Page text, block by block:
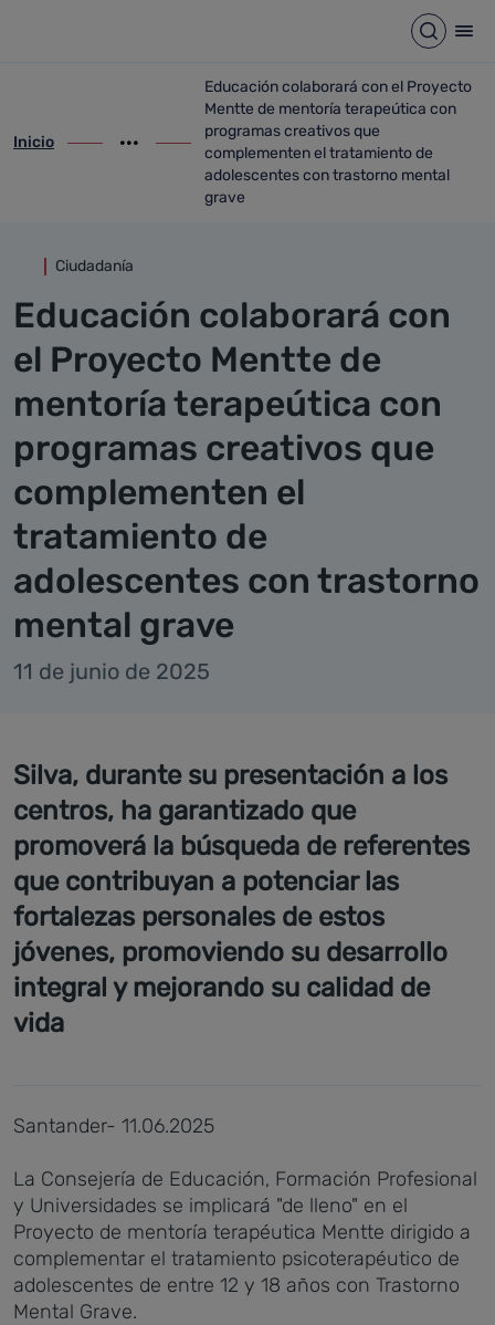
Abrir
ir-a inicio
Inicio
Mostrar opciones del camino de migas
ir-a Educación colaborará con el
Educación colaborará con el Proyecto
Mentte de mentoría terapeútica con
programas creativos que
complementen el tratamiento de
adolescentes con trastorno mental
grave
Ciudadanía
Educación colaborará con
el Proyecto Mentte de
mentoría terapeútica con
programas creativos que
complementen el
tratamiento de
adolescentes con trastorno
mental grave
11 de junio de 2025
Silva, durante su presentación a los
centros, ha garantizado que
promoverá la búsqueda de referentes
que contribuyan a potenciar las
fortalezas personales de estos
jóvenes, promoviendo su desarrollo
integral y mejorando su calidad de
vida
Santander- 11.06.2025
La Consejería de Educación, Formación Profesional
y Universidades se implicará "de lleno" en el
Proyecto de mentoría terapéutica Mentte dirigido a
complementar el tratamiento psicoterapéutico de
adolescentes de entre 12 y 18 años con Trastorno
Mental Grave.